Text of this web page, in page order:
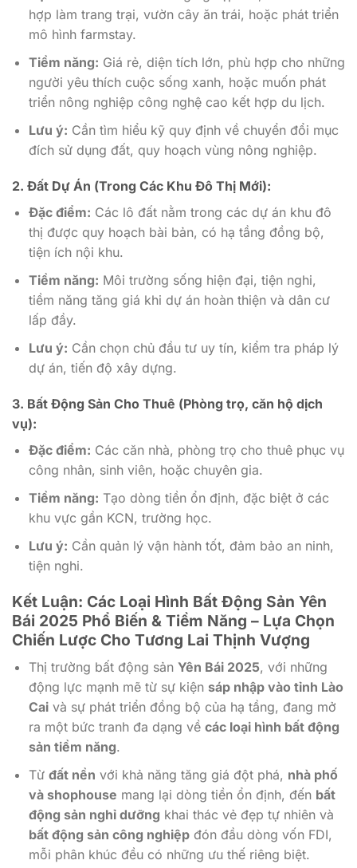
hợp làm trang trại, vườn cây ăn trái, hoặc phát triển
mô hình farmstay.
Tiềm năng: Giá rẻ, diện tích lớn, phù hợp cho những
người yêu thích cuộc sống xanh, hoặc muốn phát
triển nông nghiệp công nghệ cao kết hợp du lịch.
Lưu ý: Cần tìm hiểu kỹ quy định về chuyển đổi mục
đích sử dụng đất, quy hoạch vùng nông nghiệp.
2. Đất Dự Án (Trong Các Khu Đô Thị Mới):
Đặc điểm: Các lô đất nằm trong các dự án khu đô
thị được quy hoạch bài bản, có hạ tầng đồng bộ,
tiện ích nội khu.
Tiềm năng: Môi trường sống hiện đại, tiện nghi,
tiềm năng tăng giá khi dự án hoàn thiện và dân cư
lấp đầy.
Lưu ý: Cần chọn chủ đầu tư uy tín, kiểm tra pháp lý
dự án, tiến độ xây dựng.
3. Bất Động Sản Cho Thuê (Phòng trọ, căn hộ dịch
vụ):
Đặc điểm: Các căn nhà, phòng trọ cho thuê phục vụ
công nhân, sinh viên, hoặc chuyên gia.
Tiềm năng: Tạo dòng tiền ổn định, đặc biệt ở các
khu vực gần KCN, trường học.
Lưu ý: Cần quản lý vận hành tốt, đảm bảo an ninh,
tiện nghi.
Kết Luận: Các Loại Hình Bất Động Sản Yên
Bái 2025 Phổ Biến & Tiềm Năng – Lựa Chọn
Chiến Lược Cho Tương Lai Thịnh Vượng
Thị trường bất động sản Yên Bái 2025, với những
động lực mạnh mẽ từ sự kiện sáp nhập vào tỉnh Lào
Caivà sự phát triển đồng bộ của hạ tầng, đang mở
ra một bức tranh đa dạng về các loại hình bất động
sản tiềm năng.
Từ đất nền với khả năng tăng giá đột phá, nhà phố
và shophouse mang lại dòng tiền ổn định, đến bất
động sản nghỉ dưỡng khai thác vẻ đẹp tự nhiên và
bất động sản công nghiệpđón đầu dòng vốn FDI,
mỗi phân khúc đều có những ưu thế riêng biệt.